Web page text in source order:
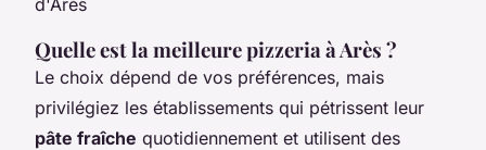
Quelle est la meilleure pizzeria à Arès ?
Le choix dépend de vos préférences, mais
privilégiez les établissements qui pétrissent leur
pâte fraîche quotidiennement et utilisent des